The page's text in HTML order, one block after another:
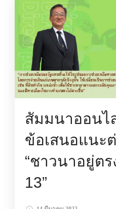
สัมมนาออนไ
ข้อเสนอแนะ
“ชาวนาอยู่ต
13”